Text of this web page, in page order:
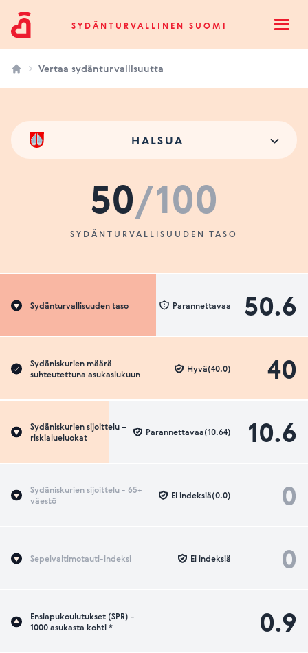
Sydänturvallinen SuomiSYDÄNTURVALLINEN SUOMI
Vertaa sydänturvallisuutta
HALSUA
50/100
SYDÄNTURVALLISUUDEN TASO
Sydänturvallisuuden taso 50.6
Parannettavaa
Sydäniskurien määrä
suhteutettuna asukaslukuun
40
Hyvä(40.0)
Sydäniskurien sijoittelu –
riskialueluokat
10.6
Parannettavaa(10.64)
Sydäniskurien sijoittelu - 65+
väestö
0
Ei indeksiä(0.0)
Sepelvaltimotauti-indeksi 0
Ei indeksiä
Ensiapukoulutukset (SPR) -
1000 asukasta kohti *
0.9